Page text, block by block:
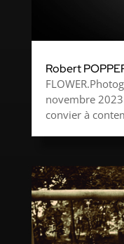
Robert
novembre
convier à